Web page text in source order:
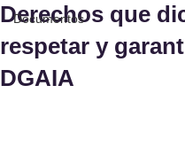
Documentos
Derechos que
respetar y
DGAIA